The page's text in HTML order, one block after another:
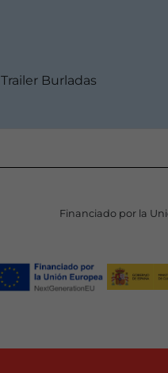
Trailer Burladas
Financiado por la